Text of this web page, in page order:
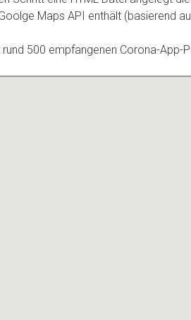
Maps API enthält (basierend
rund 500 empfangenen Corona-App-